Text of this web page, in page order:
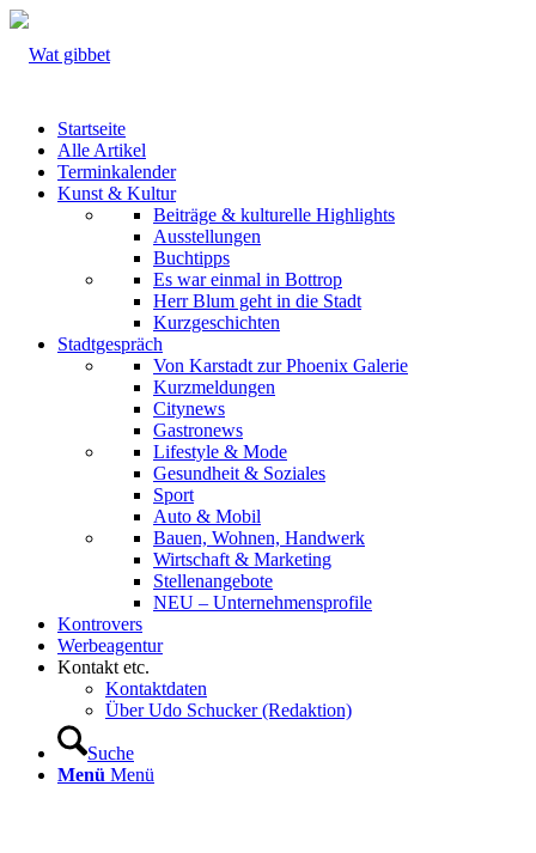
Startseite
Alle Artikel
Terminkalender
Kunst & Kultur
Beiträge & kulturelle Highlights
Ausstellungen
Buchtipps
Es war einmal in Bottrop
Herr Blum geht in die Stadt
Kurzgeschichten
Stadtgespräch
Von Karstadt zur Phoenix Galerie
Kurzmeldungen
Citynews
Gastronews
Lifestyle & Mode
Gesundheit & Soziales
Sport
Auto & Mobil
Bauen, Wohnen, Handwerk
Wirtschaft & Marketing
Stellenangebote
NEU – Unternehmens­profile
Kontrovers
Werbeagentur
Kontakt etc.
Kontaktdaten
Über Udo Schucker (Redaktion)
Suche
Menü Menü